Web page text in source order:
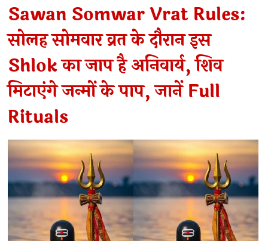
Sawan Somwar Vrat Rules:
सोलह सोमवार व्रत के दौरान इस
Shlok का जाप है अनिवार्य, शिव
मिटाएंगे जन्मों के पाप, जानें Full
Rituals